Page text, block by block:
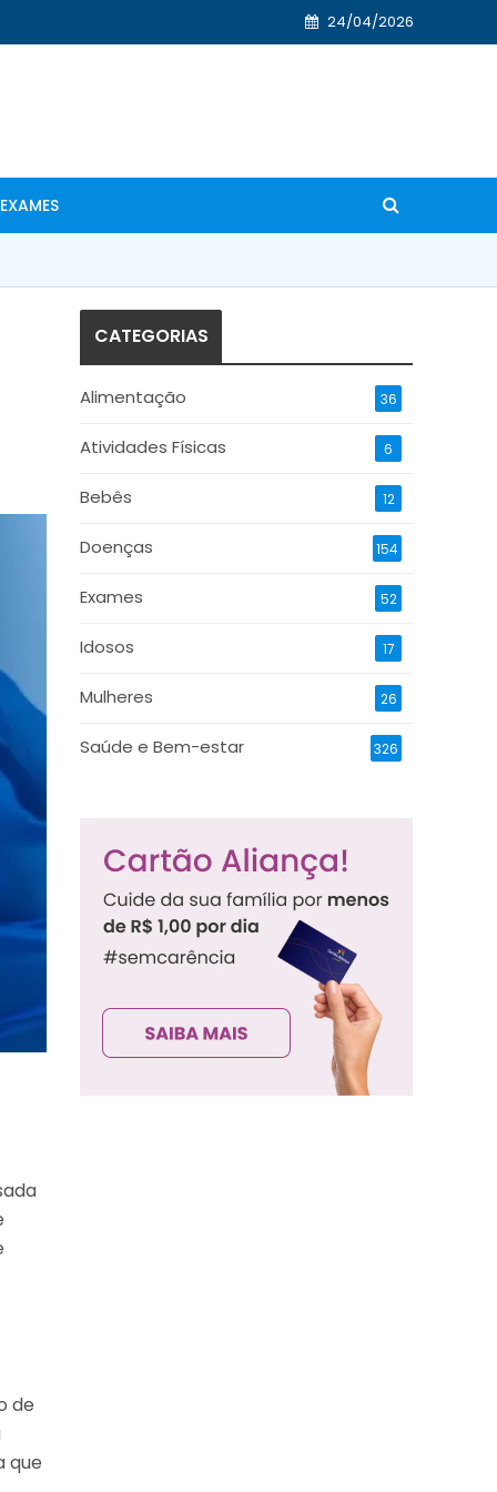
24/04/2026
de
que
CATEGORIAS
Alimentação 36
Atividades Físicas 6
Bebês 12
Doenças 154
Exames 52
Idosos 17
Mulheres 26
Saúde e Bem-estar 326